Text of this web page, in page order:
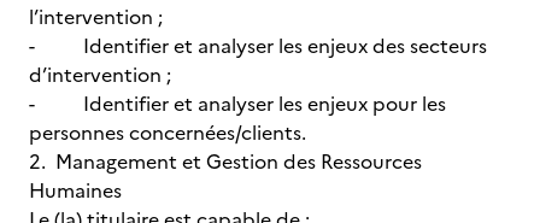
l’intervention ;
- Identifier et analyser les enjeux des secteurs
d’intervention ;
- Identifier et analyser les enjeux pour les
personnes concernées/clients.
2. Management et Gestion des Ressources
Humaines